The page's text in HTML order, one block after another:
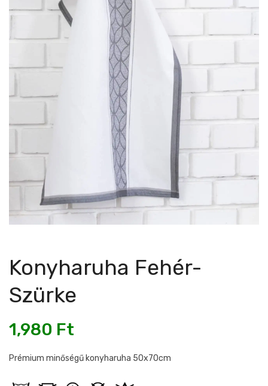
Konyharuha Fehér-
Szürke
1,980 Ft
Prémium minőségű konyharuha 50x70cm